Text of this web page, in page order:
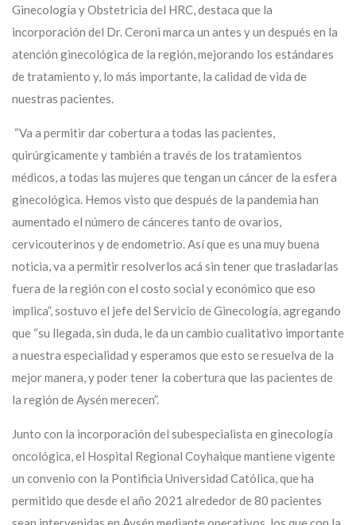
Ginecología y Obstetricia del HRC, destaca que la
incorporación del Dr. Ceroni marca un antes y un después en la
atención ginecológica de la región, mejorando los estándares
de tratamiento y, lo más importante, la calidad de vida de
nuestras pacientes.
“Va a permitir dar cobertura a todas las pacientes,
quirúrgicamente y también a través de los tratamientos
médicos, a todas las mujeres que tengan un cáncer de la esfera
ginecológica. Hemos visto que después de la pandemia han
aumentado el número de cánceres tanto de ovarios,
cervicouterinos y de endometrio. Así que es una muy buena
noticia, va a permitir resolverlos acá sin tener que trasladarlas
fuera de la región con el costo social y económico que eso
implica”, sostuvo el jefe del Servicio de Ginecología, agregando
que “su llegada, sin duda, le da un cambio cualitativo importante
a nuestra especialidad y esperamos que esto se resuelva de la
mejor manera, y poder tener la cobertura que las pacientes de
la región de Aysén merecen”.
Junto con la incorporación del subespecialista en ginecología
oncológica, el Hospital Regional Coyhaique mantiene vigente
un convenio con la Pontificia Universidad Católica, que ha
permitido que desde el año 2021 alrededor de 80 pacientes